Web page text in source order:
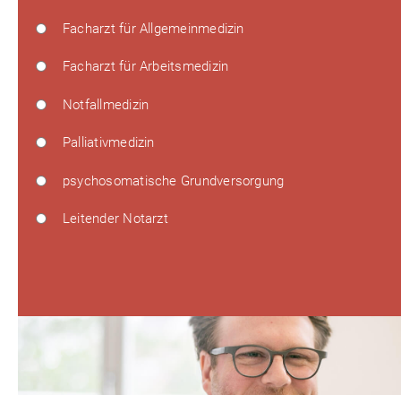
Facharzt für Allgemeinmedizin
Facharzt für Arbeitsmedizin
Notfallmedizin
Palliativmedizin
psychosomatische Grundversorgung
Leitender Notarzt